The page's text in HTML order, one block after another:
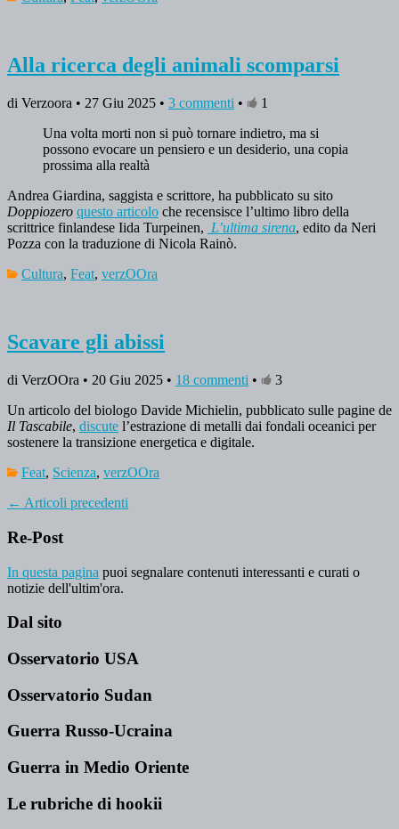
Alla ricerca degli animali scomparsi
di Verzoora • 27 Giu 2025 • 3 commenti •
1
Una volta morti non si può tornare indietro, ma si
possono evocare un pensiero e un desiderio, una copia
prossima alla realtà
Andrea Giardina, saggista e scrittore, ha pubblicato su sito
Doppiozero questo articolo che recensisce l’ultimo libro della
scrittrice finlandese Iida Turpeinen, L’ultima sirena, edito da Neri
Pozza con la traduzione di Nicola Rainò.
Cultura, Feat, verzOOra
Scavare gli abissi
di VerzOOra • 20 Giu 2025 • 18 commenti •
3
Un articolo del biologo Davide Michielin, pubblicato sulle pagine de
Il Tascabile, discute l’estrazione di metalli dai fondali oceanici per
sostenere la transizione energetica e digitale.
Feat, Scienza, verzOOra
← Articoli precedenti
Re-Post
In questa pagina puoi segnalare contenuti interessanti e curati o
notizie dell'ultim'ora.
Dal sito
Osservatorio USA
Osservatorio Sudan
Guerra Russo-Ucraina
Guerra in Medio Oriente
Le rubriche di hookii